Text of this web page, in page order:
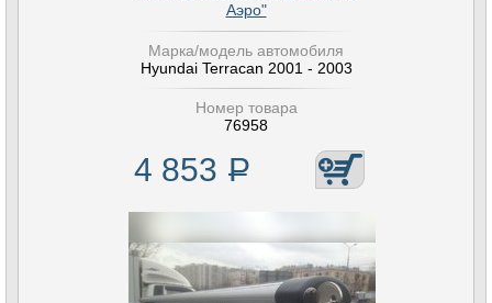
Аэро"
Марка/модель автомобиля
Hyundai Terracan 2001 - 2003
Номер товара
76958
4 853 Р